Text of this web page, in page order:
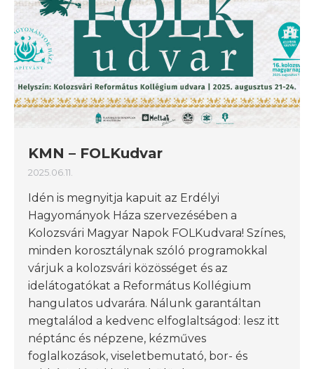
KMN – FOLKudvar
2025.06.11.
Idén is megnyitja kapuit az Erdélyi
Hagyományok Háza szervezésében a
Kolozsvári Magyar Napok FOLKudvara! Színes,
minden korosztálynak szóló programokkal
várjuk a kolozsvári közösséget és az
idelátogatókat a Református Kollégium
hangulatos udvarára. Nálunk garantáltan
megtalálod a kedvenc elfoglaltságod: lesz itt
néptánc és népzene, kézműves
foglalkozások, viseletbemutató, bor- és